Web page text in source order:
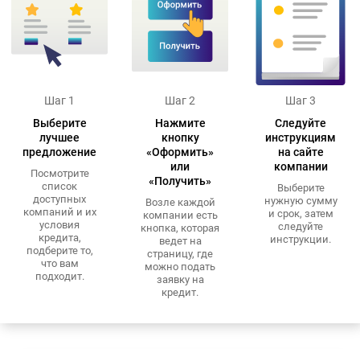
Шаг 1
Выберите
лучшее
предложение
Посмотрите
список
доступных
компаний и их
условия
кредита,
подберите то,
что вам
подходит.
Шаг 2
Нажмите
кнопку
«Оформить»
или
«Получить»
Возле каждой
компании есть
кнопка, которая
ведет на
страницу, где
можно подать
заявку на
кредит.
Шаг 3
Следуйте
инструкциям
на сайте
компании
Выберите
нужную сумму
и срок, затем
следуйте
инструкции.